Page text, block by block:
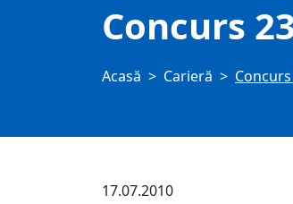
Concurs
Acasă Carieră
17.07.2010